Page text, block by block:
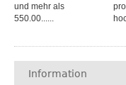
und mehr als
550.00......
Information